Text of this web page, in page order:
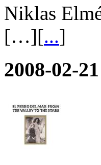
Niklas
[…][...]
2008-02-21